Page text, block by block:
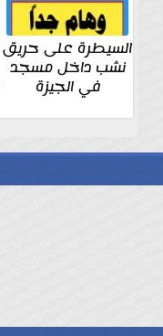
السيطرة على حريق
نشب داخل مسجد
في الجيزة